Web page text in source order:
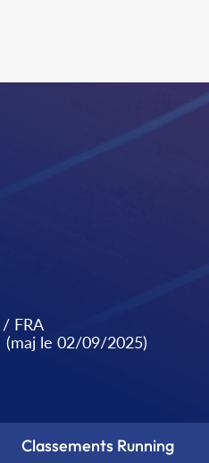
/ FRA
(maj le 02/09/2025)
Classements Running